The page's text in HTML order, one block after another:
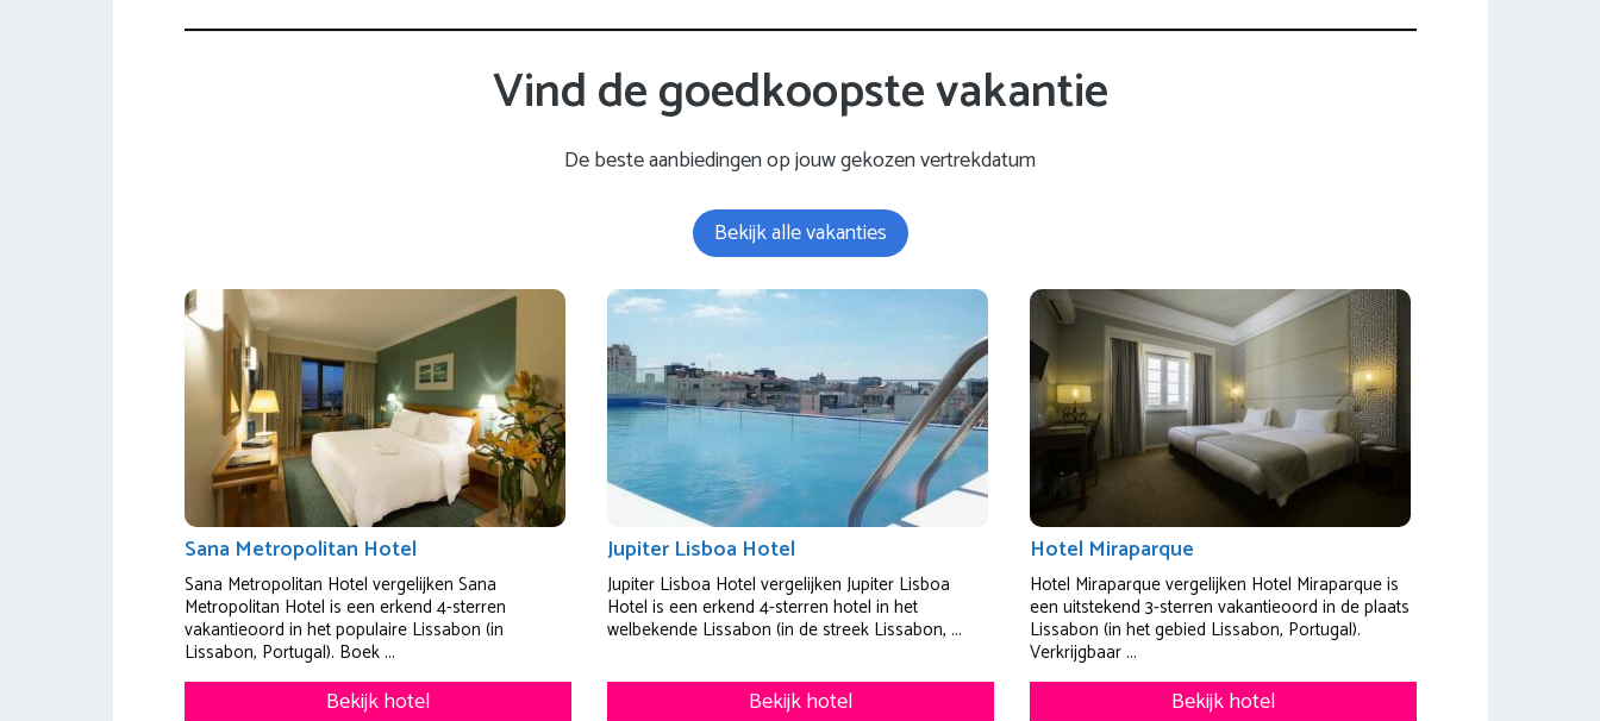
Vind de goedkoopste vakantie
De beste aanbiedingen op jouw gekozen vertrekdatum
Bekijk alle vakanties
Sana Metropolitan Hotel
Sana Metropolitan Hotel vergelijken Sana
Metropolitan Hotel is een erkend 4-sterren
vakantieoord in het populaire Lissabon (in
Lissabon, Portugal). Boek ...
Bekijk hotel
Jupiter Lisboa Hotel
Jupiter Lisboa Hotel vergelijken Jupiter Lisboa
Hotel is een erkend 4-sterren hotel in het
welbekende Lissabon (in de streek Lissabon, ...
Bekijk hotel
Hotel Miraparque
Hotel Miraparque vergelijken Hotel Miraparque is
een uitstekend 3-sterren vakantieoord in de plaats
Lissabon (in het gebied Lissabon, Portugal).
Verkrijgbaar ...
Bekijk hotel